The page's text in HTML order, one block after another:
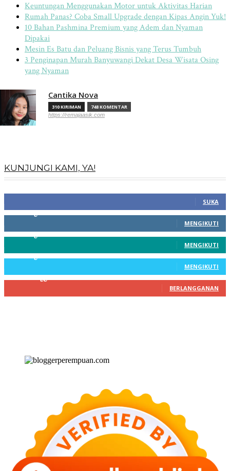
Keuntungan Menggunakan Motor untuk Aktivitas Harian
Rumah Panas? Coba Small Upgrade dengan Kipas Angin Yuk!
10 Bahan Pashmina Premium yang Adem dan Nyaman
Dipakai
Mesin Es Batu dan Peluang Bisnis yang Terus Tumbuh
3 Penginapan Murah Banyuwangi Dekat Desa Wisata Osing
yang Nyaman
Cantika Nova
310 KIRIMAN 748 KOMENTAR
https://remajaasik.com
KUNJUNGI KAMI, YA!
SUKA
MENGIKUTI
MENGIKUTI
MENGIKUTI
BERLANGGANAN